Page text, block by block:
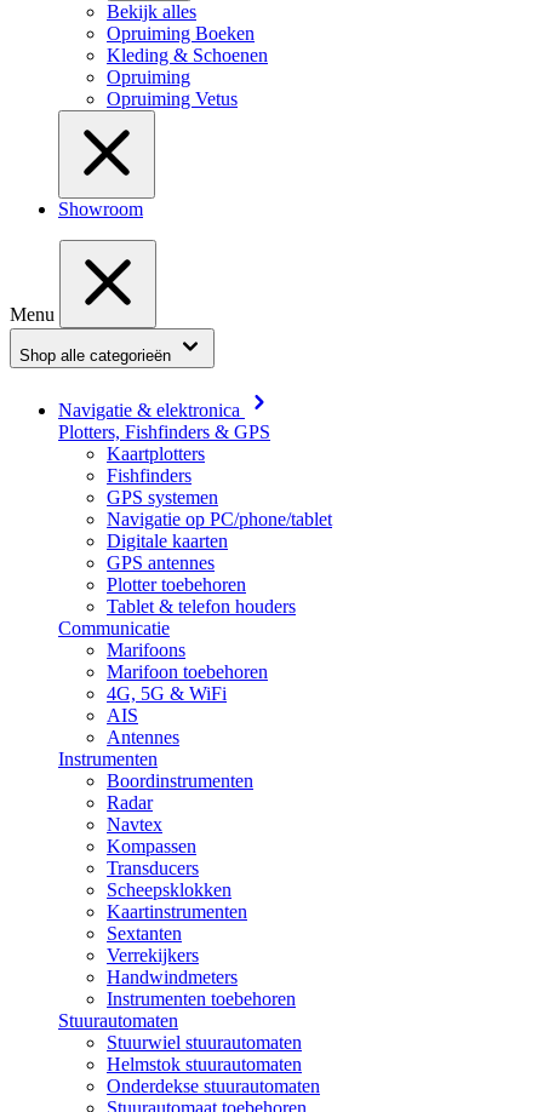
Bekijk alles
Opruiming Boeken
Kleding & Schoenen
Opruiming
Opruiming Vetus
Showroom
Menu
Shop alle categorieën
Navigatie & elektronica
Plotters, Fishfinders & GPS
Kaartplotters
Fishfinders
GPS systemen
Navigatie op PC/phone/tablet
Digitale kaarten
GPS antennes
Plotter toebehoren
Tablet & telefon houders
Communicatie
Marifoons
Marifoon toebehoren
4G, 5G & WiFi
AIS
Antennes
Instrumenten
Boordinstrumenten
Radar
Navtex
Kompassen
Transducers
Scheepsklokken
Kaartinstrumenten
Sextanten
Verrekijkers
Handwindmeters
Instrumenten toebehoren
Stuurautomaten
Stuurwiel stuurautomaten
Helmstok stuurautomaten
Onderdekse stuurautomaten
Stuurautomaat toebehoren